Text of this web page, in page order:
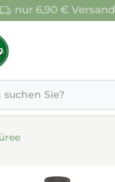
nur 6,90 € Versand
suchen Sie?